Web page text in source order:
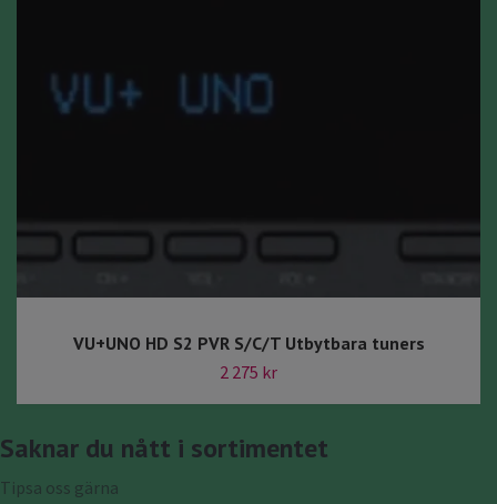
Saknar du nått i sortimentet
Tipsa oss gärna
VU+UNO HD S2 PVR S/C/T Utbytbara tuners
2 275 kr